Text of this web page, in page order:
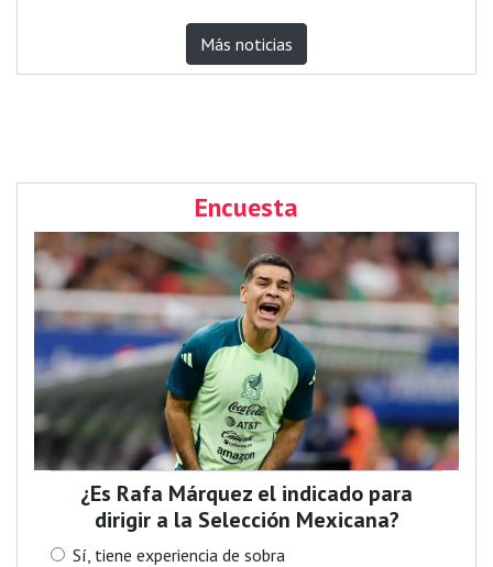
Más noticias
Encuesta
¿Es Rafa Márquez el indicado para
dirigir a la Selección Mexicana?
Sí, tiene experiencia de sobra